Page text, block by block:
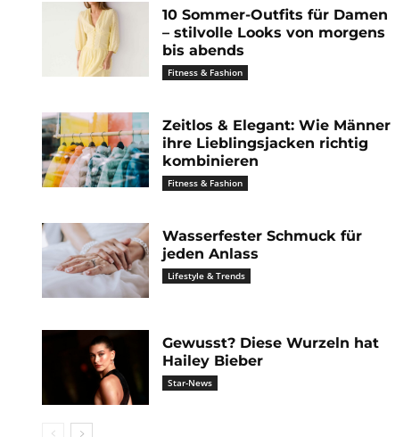
10 Sommer-Outfits für Damen
– stilvolle Looks von morgens
bis abends
Fitness & Fashion
Zeitlos & Elegant: Wie Männer
ihre Lieblingsjacken richtig
kombinieren
Fitness & Fashion
Wasserfester Schmuck für
jeden Anlass
Lifestyle & Trends
Gewusst? Diese Wurzeln hat
Hailey Bieber
Star-News